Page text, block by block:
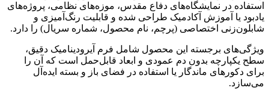
استفاده در نمایشگاه‌های دفاع مقدس، موزه‌های نظامی، پروژه‌های
یادبود یا آموزش آکادمیک طراحی شده و قابلیت رنگ‌آمیزی و
شابلون‌زنی اختصاصی (پرچم، نام محصول، شماره سریال) را دارد.
ویژگی‌های برجسته این محصول شامل فرم آیرودینامیک دقیق،
سطح یکپارچه بدون دم عمودی و ابعاد قابل‌حمل است که آن را
برای دکورهای ماندگار یا استفاده در فضای باز و بسته ایده‌آل
می‌سازد.